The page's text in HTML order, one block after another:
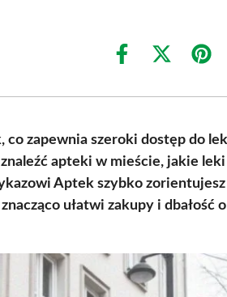
Share
Share
(Twitter)
zapewnia szeroki dostęp do
apteki w mieście, jakie
Aptek szybko zorientujesz
ułatwi zakupy i dbałość